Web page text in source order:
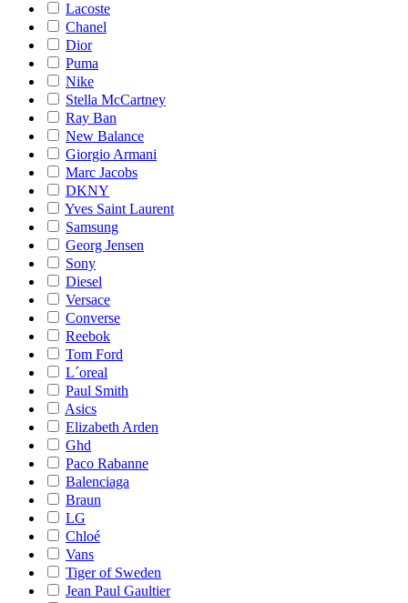
Lacoste
Chanel
Dior
Puma
Nike
Stella McCartney
Ray Ban
New Balance
Giorgio Armani
Marc Jacobs
DKNY
Yves Saint Laurent
Samsung
Georg Jensen
Sony
Diesel
Versace
Converse
Reebok
Tom Ford
L´oreal
Paul Smith
Asics
Elizabeth Arden
Ghd
Paco Rabanne
Balenciaga
Braun
LG
Chloé
Vans
Tiger of Sweden
Jean Paul Gaultier